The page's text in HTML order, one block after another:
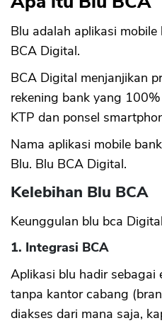
Blu adalah aplikasi
BCA Digital.
BCA Digital menjanjikan
rekening bank yang
KTP dan ponsel
Nama aplikasi mobile
Blu. Blu BCA Digital.
Kelebihan Blu BCA
Keunggulan blu bca
1. Integrasi BCA
Aplikasi blu hadir sebagai
tanpa kantor cabang
diakses dari mana saja,